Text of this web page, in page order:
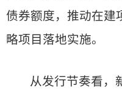
债券额度，推动在建
略项目落地实施。
从发行节奏看，